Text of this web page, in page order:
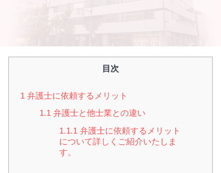
目次
1 弁護士に依頼するメリット
1.1 弁護士と他士業との違い
1.1.1弁護士に依頼するメリット
について詳しくご紹介いたしま
す。